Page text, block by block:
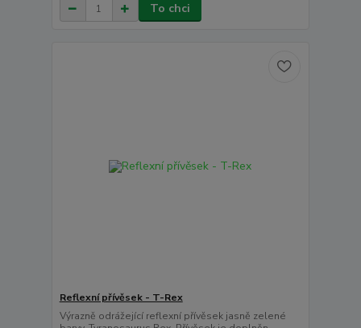
To chci
Reflexní přívěsek - T-Rex
Výrazně odrážející reflexní přívěsek jasně zelené